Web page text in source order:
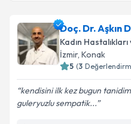
Op. Dr. Alaaddin Balcı
oluşturun. Size bu
takvim
Doç. Dr. Aşkın
Kadın
İzmir, Konak
5 (3
kendisini ilk kez bugun
guleryuzlu sempatik...